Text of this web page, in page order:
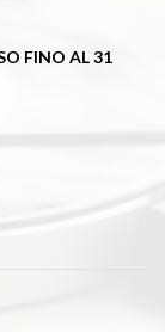
FINO AL 31